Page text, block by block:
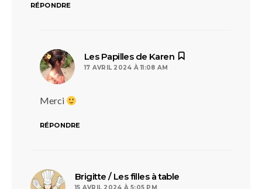
RÉPONDRE
Les Papilles de Karen
17 AVRIL 2024 À 11:08 AM
Merci
RÉPONDRE
Brigitte / Les filles à table